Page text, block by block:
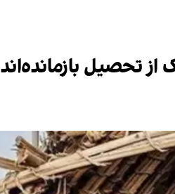
از تحصیل بازمانده‌اند